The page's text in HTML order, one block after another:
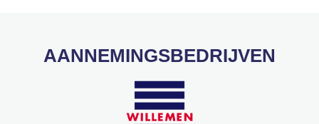
AANNEMINGSBEDRIJVEN